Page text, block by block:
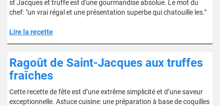
st Jacques et truffe est d'une gourmandise absolue. Le mot du
chef: "un vrai régal et une présentation superbe qui chatouille les."
Lire la recette
Ragoût de Saint-Jacques aux truffes
fraîches
Cette recette de fête est d’une extrême simplicité et d’une saveur
exceptionnelle. Astuce cuisine: une préparation à base de coquilles